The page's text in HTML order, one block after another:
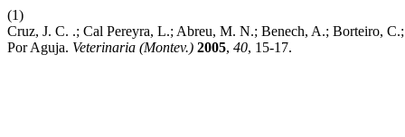
(1)
Cruz, J. C. .; Cal Pereyra, L.; Abreu, M. N.; Benech, A.; Borteiro,
Por Aguja. Veterinaria (Montev.) 2005, 40, 15-17.